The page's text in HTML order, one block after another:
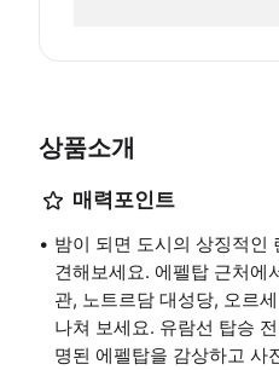
상품소개
매력포인트
밤이 되면 도시의 상징적인
견해보세요. 에펠탑 근처에
관, 노트르담 대성당, 오르
나쳐 보세요. 유람선 탑승
명된 에펠탑을 감상하고 사